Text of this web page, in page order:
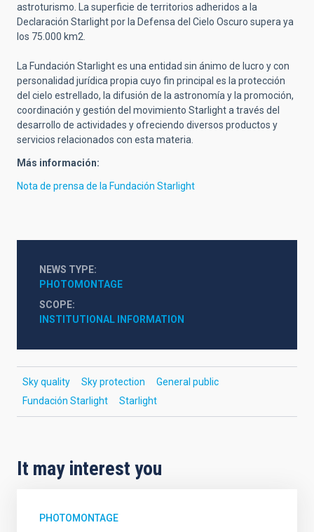
astroturismo. La superficie de territorios adheridos a la
Declaración Starlight por la Defensa del Cielo Oscuro supera ya
los 75.000 km2.
La Fundación Starlight es una entidad sin ánimo de lucro y con
personalidad jurídica propia cuyo fin principal es la protección
del cielo estrellado, la difusión de la astronomía y la promoción,
coordinación y gestión del movimiento Starlight a través del
desarrollo de actividades y ofreciendo diversos productos y
servicios relacionados con esta materia.
Más información:
Nota de prensa de la Fundación Starlight
NEWS TYPE
PHOTOMONTAGE
SCOPE
INSTITUTIONAL INFORMATION
Sky quality Sky protection
General public
Fundación Starlight
Starlight
It may interest you
PHOTOMONTAGE